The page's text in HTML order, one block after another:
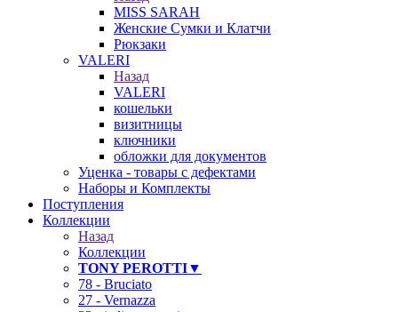
MISS SARAH
Женские Сумки и Клатчи
Рюкзаки
VALERI
Назад
VALERI
кошельки
визитницы
ключники
обложки для документов
Уценка - товары с дефектами
Наборы и Комплекты
Поступления
Коллекции
Назад
Коллекции
TONY PEROTTI▼
78 - Bruciato
27 - Vernazza